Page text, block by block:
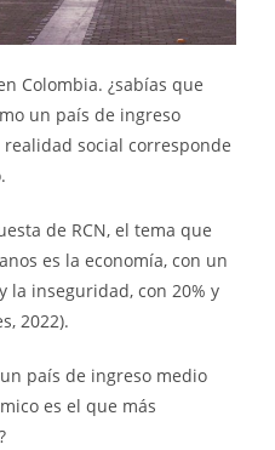
Colombia. ¿sabías que
un país de ingreso
social corresponde
de RCN, el tema que
es la economía, con un
la inseguridad, con 20% y
2022).
país de ingreso medio
es el que más